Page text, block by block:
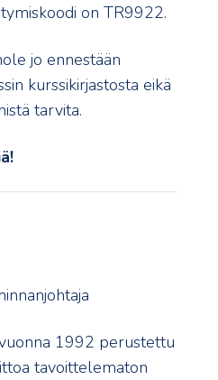
on TR9922.
jo ennestään
kurssikirjastosta eikä
tarvita.
1992 perustettu
tavoittelematon